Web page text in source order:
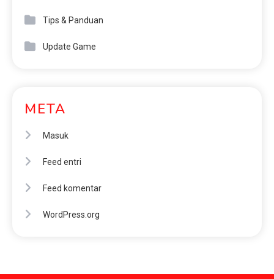
Tips & Panduan
Update Game
META
Masuk
Feed entri
Feed komentar
WordPress.org